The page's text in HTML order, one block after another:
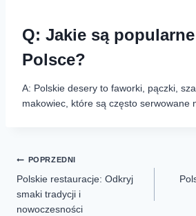
Q: Jakie są
Polsce?
A: Polskie desery to faworki, pączki,
makowiec, które są często serwowane
POPRZEDNI
Polskie restauracje: Odkryj
smaki tradycji i
nowoczesności